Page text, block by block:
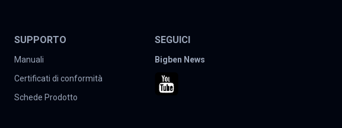
SUPPORTO
Manuali
Certificati di conformità
Schede Prodotto
SEGUICI
Bigben News